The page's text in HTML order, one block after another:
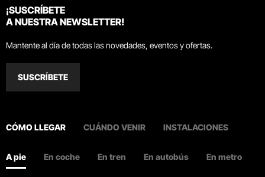
¡SUSCRÍBETE
A NUESTRA NEWSLETTER!
Mantente al día de todas las novedades, eventos y ofertas.
SUSCRÍBETE
CÓMO LLEGAR CUÁNDO VENIR INSTALACIONES
A pie En coche En tren En autobús En metro